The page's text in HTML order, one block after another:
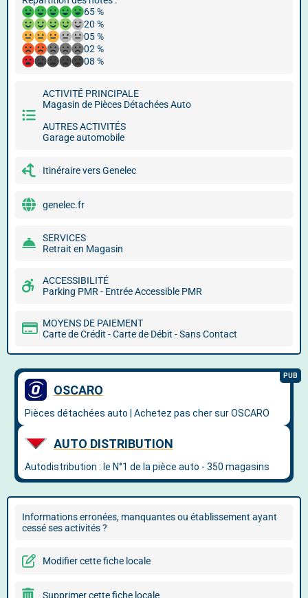
65 %
20 %
05 %
02 %
08 %
ACTIVITÉ PRINCIPALE
Magasin de Pièces Détachées Auto
AUTRES ACTIVITÉS
Garage automobile
Itinéraire vers Genelec
genelec.fr
SERVICES
Retrait en Magasin
ACCESSIBILITÉ
Parking PMR - Entrée Accessible PMR
MOYENS DE PAIEMENT
Carte de Crédit - Carte de Débit - Sans Contact
Informations erronées, manquantes ou établissement ayant
cessé ses activités ?
Modifier cette fiche locale
Supprimer cette fiche locale